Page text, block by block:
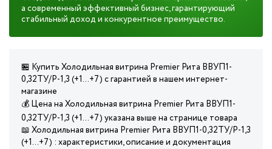
а современный эффективный бизнес, гарантирующий
стабильный доход и конкурентное преимущество.
🏪 Купить Холодильная витрина Premier Рита ВВУП1-
0,32ТУ/Р-1,3 (+1…+7) с гарантией в нашем интернет-
магазине
💰 Цена на Холодильная витрина Premier Рита ВВУП1-
0,32ТУ/Р-1,3 (+1…+7) указана выше на странице товара
📖 Холодильная витрина Premier Рита ВВУП1-0,32ТУ/Р-1,3
(+1…+7) : характеристики, описание и документация